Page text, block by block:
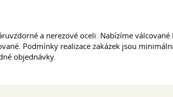
a nerezové oceli. Nabízíme
Podmínky realizace zakázek jsou
objednávky.